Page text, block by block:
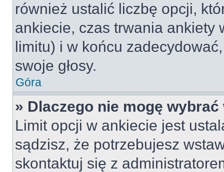
również ustalić liczbę opcji,
ankiecie, czas trwania ankiety
limitu) i w końcu
swoje głosy.
Góra
» Dlaczego nie mogę
Limit opcji w ankiecie jest
sądzisz, że potrzebujesz
skontaktuj się z